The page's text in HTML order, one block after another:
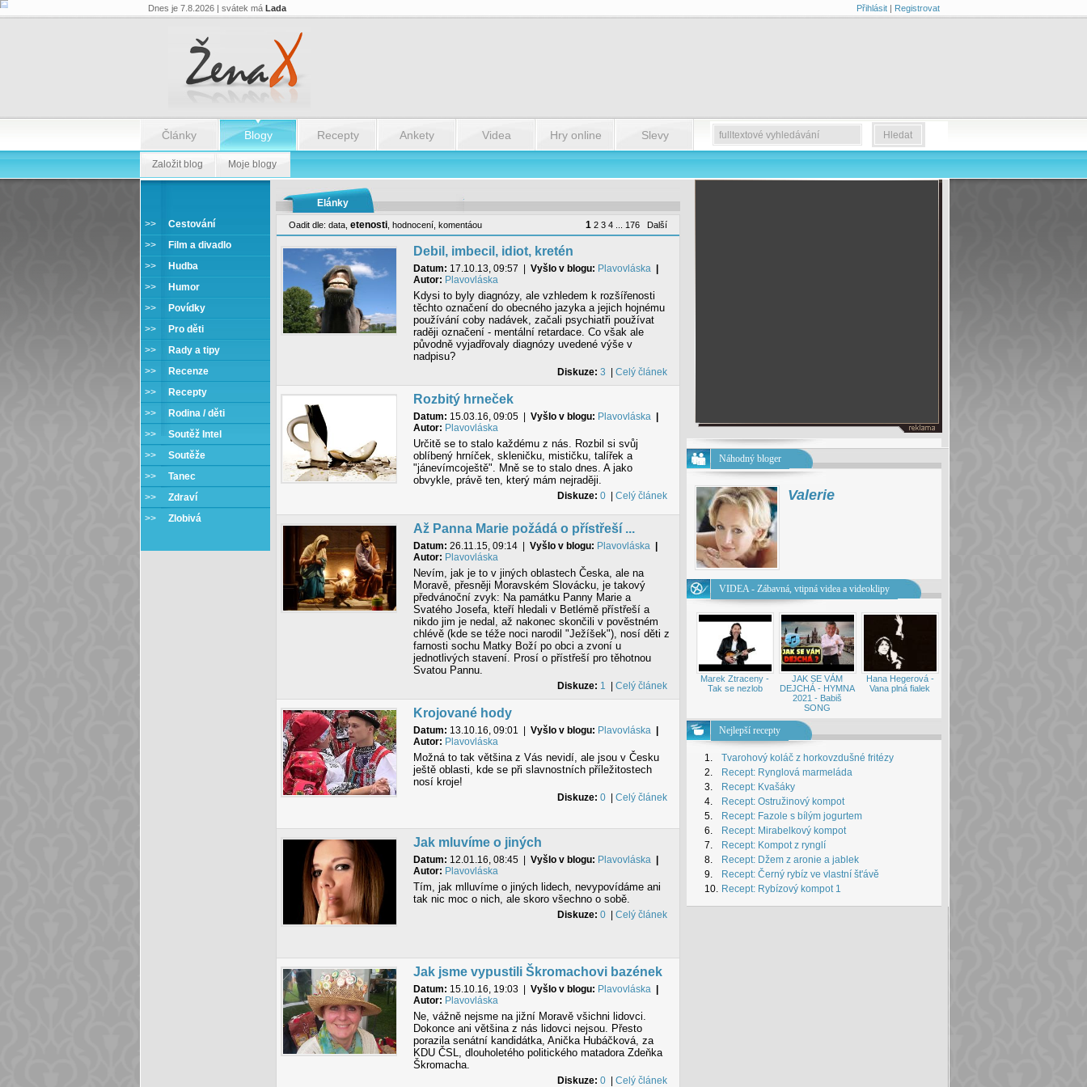
Dnes je 7.8.2026 | svátek má Lada Přihlásit| Registrovat
Články Blogy Recepty Ankety Videa Hry online Slevy
Založit blog Moje blogy
>> Cestování
>>
Film a divadlo
>>
Hudba
>>
Humor
>>
Povídky
>>
Pro děti
>>
Rady a tipy
>>
Recenze
>>
Recepty
>>
Rodina / děti
>> Soutěž Intel
>> Soutěže
>> Tanec
>> Zdraví
>> Zlobivá
Elánky
Oadit dle: data, etenosti, hodnocení, komentáou 1 2 3 4... 176 Další
Debil, imbecil, idiot, kretén
Datum: 17.10.13, 09:57 Vyšlo v blogu: Plavovláska|
Autor: Plavovláska
Kdysi to byly diagnózy, ale vzhledem k rozšířenosti
těchto označení do obecného jazyka a jejich hojnému
používání coby nadávek, začali psychiatři používat
raději označení - mentální retardace. Co však ale
původně vyjadřovaly diagnózy uvedené výše v
nadpisu?
Celý článek
Diskuze: 3
Rozbitý hrneček
Datum: 15.03.16, 09:05| Vyšlo v blogu: Plavovláska|
Autor: Plavovláska
Určitě se to stalo každému z nás. Rozbil si svůj
oblíbený hrníček, skleničku, mističku, talířek a
"jánevímcoještě". Mně se to stalo dnes. A jako
obvykle, právě ten, který mám nejraději.
Celý článek
Diskuze: 0|
Až Panna Marie požádá o přístřeší ...
Datum: 26.11.15, 09:14| Vyšlo v blogu: Plavovláska|
Autor: Plavovláska
Nevím, jak je to v jiných oblastech Česka, ale na
Moravě, přesněji Moravském Slovácku, je takový
předvánoční zvyk: Na památku Panny Marie a
Svatého Josefa, kteří hledali v Betlémě přístřeší a
nikdo jim je nedal, až nakonec skončili v pověstném
chlévě (kde se téže noci narodil "Ježíšek"), nosí děti z
farnosti sochu Matky Boží po obci a zvoní u
jednotlivých stavení. Prosí o přístřeší pro těhotnou
Svatou Pannu.
Celý článek
Diskuze: 1
Krojované hody
Datum: 13.10.16, 09:01 Vyšlo v blogu: Plavovláska|
Autor: Plavovláska
Možná to tak většina z Vás nevidí, ale jsou v Česku
ještě oblasti, kde se při slavnostních příležitostech
nosí kroje!
Celý článek
Diskuze: 0|
Jak mluvíme o jiných
Datum: 12.01.16, 08:45| Vyšlo v blogu: Plavovláska|
Autor: Plavovláska
Tím, jak mlluvíme o jiných lidech, nevypovídáme ani
tak nic moc o nich, ale skoro všechno o sobě.
Celý článek
Diskuze: 0|
Jak jsme vypustili Škromachovi bazének
Datum: 15.10.16, 19:03| Vyšlo v blogu: Plavovláska|
Autor: Plavovláska
Ne, vážně nejsme na jižní Moravě všichni lidovci.
Dokonce ani většina z nás lidovci nejsou. Přesto
porazila senátní kandidátka, Anička Hubáčková, za
KDU ČSL, dlouholetého politického matadora Zdeňka
Škromacha.
Celý článek
Diskuze: 0|
Náhodný bloger
Valerie
VIDEA - Zábavná, vtipná videa a videoklipy
Hana Hegerová -
Vana plná fialek
JAK SE VÁM
DEJCHÁ - HYMNA
2021 - Babiš
SONG
Marek Ztraceny -
Tak se nezlob
Nejlepší recepty
1.
Tvarohový koláč z horkovzdušné fritézy
2.
Recept: Rynglová marmeláda
3.
Recept: Kvašáky
4.
Recept: Ostružinový kompot
5.
Recept: Fazole s bílým jogurtem
6.
Recept: Mirabelkový kompot
7.
Recept: Kompot z rynglí
8.
Recept: Džem z aronie a jablek
9.
Recept: Černý rybíz ve vlastní št'ávě
10. Recept: Rybízový kompot 1